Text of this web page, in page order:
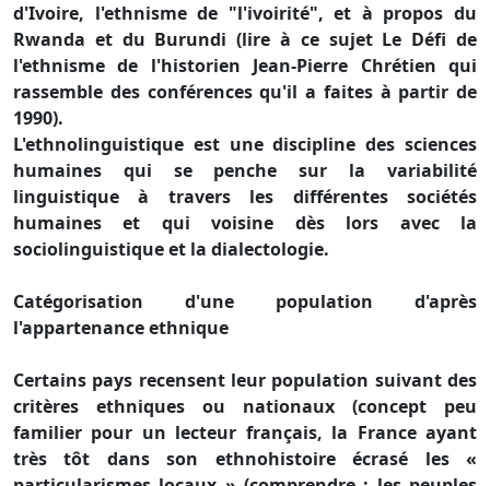
d'Ivoire, l'ethnisme de "l'ivoirité", et à propos du
Rwanda et du Burundi (lire à ce sujet Le Défi de
l'ethnisme de l'historien Jean-Pierre Chrétien qui
rassemble des conférences qu'il a faites à partir de
1990).
L'ethnolinguistique est une discipline des sciences
humaines qui se penche sur la variabilité
linguistique à travers les différentes sociétés
humaines et qui voisine dès lors avec la
sociolinguistique et la dialectologie.
Catégorisation d'une population d'après
l'appartenance ethnique
Certains pays recensent leur population suivant des
critères ethniques ou nationaux (concept peu
familier pour un lecteur français, la France ayant
très tôt dans son ethnohistoire écrasé les «